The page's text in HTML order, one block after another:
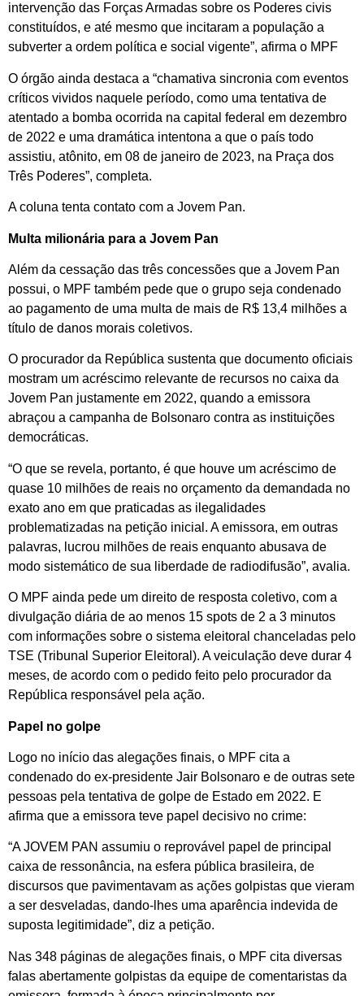
intervenção das Forças Armadas sobre os Poderes civis
constituídos, e até mesmo que incitaram a população a
subverter a ordem política e social vigente”, afirma o MPF
O órgão ainda destaca a “chamativa sincronia com eventos
críticos vividos naquele período, como uma tentativa de
atentado a bomba ocorrida na capital federal em dezembro
de 2022 e uma dramática intentona a que o país todo
assistiu, atônito, em 08 de janeiro de 2023, na Praça dos
Três Poderes”, completa.
A coluna tenta contato com a Jovem Pan.
Multa milionária para a Jovem Pan
Além da cessação das três concessões que a Jovem Pan
possui, o MPF também pede que o grupo seja condenado
ao pagamento de uma multa de mais de R$ 13,4 milhões a
título de danos morais coletivos.
O procurador da República sustenta que documento oficiais
mostram um acréscimo relevante de recursos no caixa da
Jovem Pan justamente em 2022, quando a emissora
abraçou a campanha de Bolsonaro contra as instituições
democráticas.
“O que se revela, portanto, é que houve um acréscimo de
quase 10 milhões de reais no orçamento da demandada no
exato ano em que praticadas as ilegalidades
problematizadas na petição inicial. A emissora, em outras
palavras, lucrou milhões de reais enquanto abusava de
modo sistemático de sua liberdade de radiodifusão”, avalia.
O MPF ainda pede um direito de resposta coletivo, com a
divulgação diária de ao menos 15 spots de 2 a 3 minutos
com informações sobre o sistema eleitoral chanceladas pelo
TSE (Tribunal Superior Eleitoral). A veiculação deve durar 4
meses, de acordo com o pedido feito pelo procurador da
República responsável pela ação.
Papel no golpe
Logo no início das alegações finais, o MPF cita a
condenado do ex-presidente Jair Bolsonaro e de outras sete
pessoas pela tentativa de golpe de Estado em 2022. E
afirma que a emissora teve papel decisivo no crime:
“A JOVEM PAN assumiu o reprovável papel de principal
caixa de ressonância, na esfera pública brasileira, de
discursos que pavimentavam as ações golpistas que vieram
a ser desveladas, dando-lhes uma aparência indevida de
suposta legitimidade”, diz a petição.
Nas 348 páginas de alegações finais, o MPF cita diversas
falas abertamente golpistas da equipe de comentaristas da